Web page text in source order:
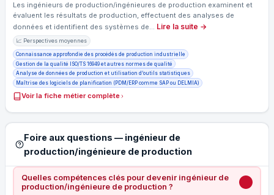
Les ingénieurs de production/ingénieures de production examinent et
évaluent les résultats de production, effectuent des analyses de
données et identifient des systèmes de… Lire la suite →
📈 Perspectives moyennes
Connaissance approfondie des procédés de production industrielle
Gestion de la qualité ISO/TS 16949 et autres normes de qualité
Analyse de données de production et utilisation d’outils statistiques
Maîtrise des logiciels de planification (PDM/ERP comme SAP ou DELMIA)
Voir la fiche métier complète
Foire aux questions — ingénieur de
production/ingénieure de production
Quelles compétences clés pour devenir ingénieur de
production/ingénieure de production ?